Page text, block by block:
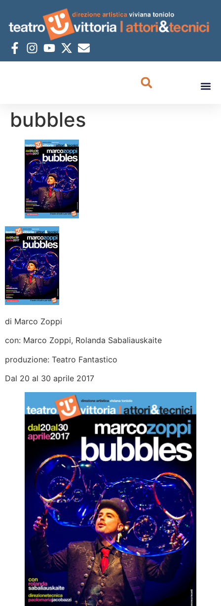
bubbles
di Marco Zoppi
con: Marco Zoppi, Rolanda Sabaliauskaite
produzione: Teatro Fantastico
Dal 20 al 30 aprile 2017